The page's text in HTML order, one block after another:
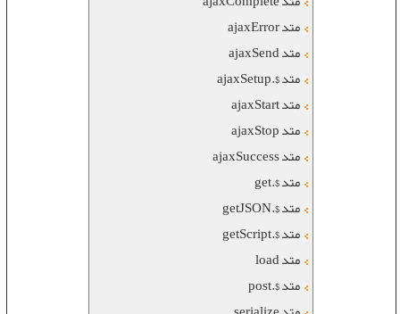
متد ajaxError
متد ajaxSend
متد $.ajaxSetup
متد ajaxStart
متد ajaxStop
متد ajaxSuccess
متد $.get
متد $.getJSON
متد $.getScript
متد load
متد $.post